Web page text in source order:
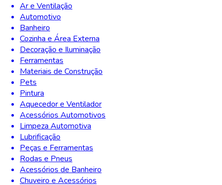
Ar e Ventilação
Automotivo
Banheiro
Cozinha e Área Externa
Decoração e Iluminação
Ferramentas
Materiais de Construção
Pets
Pintura
Aquecedor e Ventilador
Acessórios Automotivos
Limpeza Automotiva
Lubrificação
Peças e Ferramentas
Rodas e Pneus
Acessórios de Banheiro
Chuveiro e Acessórios